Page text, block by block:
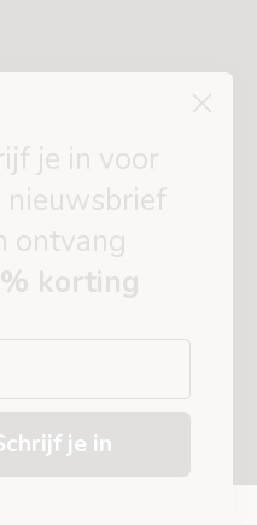
je in voor
nieuwsbrief
ontvang
korting
je in